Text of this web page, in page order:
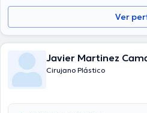
Ver
Javier Martinez
Cirujano Plástico